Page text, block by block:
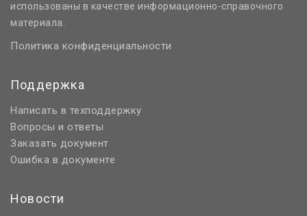
использованы в качестве информационно-справочного
материала.
Политика конфиденциальности
Поддержка
Написать в техподдержку
Вопросы и ответы
Заказать документ
Ошибка в документе
Новости